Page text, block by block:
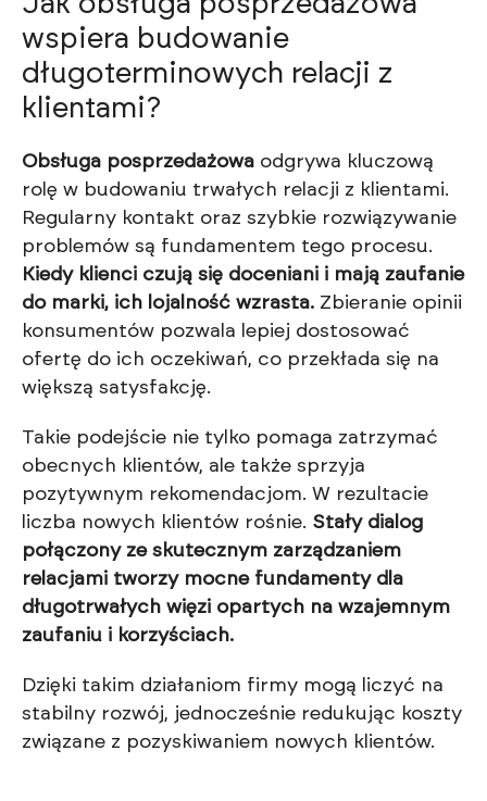
wspiera budowanie
długoterminowych relacji z
klientami?
Obsługa posprzedażowa odgrywa kluczową
rolę w budowaniu trwałych relacji z klientami.
Regularny kontakt oraz szybkie rozwiązywanie
problemów są fundamentem tego procesu.
Kiedy klienci czują się doceniani i mają zaufanie
do marki, ich lojalność wzrasta. Zbieranie opinii
konsumentów pozwala lepiej dostosować
ofertę do ich oczekiwań, co przekłada się na
większą satysfakcję.
Takie podejście nie tylko pomaga zatrzymać
obecnych klientów, ale także sprzyja
pozytywnym rekomendacjom. W rezultacie
liczba nowych klientów rośnie. Stały dialog
połączony ze skutecznym zarządzaniem
relacjami tworzy mocne fundamenty dla
długotrwałych więzi opartych na wzajemnym
zaufaniu i korzyściach.
Dzięki takim działaniom firmy mogą liczyć na
stabilny rozwój, jednocześnie redukując koszty
związane z pozyskiwaniem nowych klientów.